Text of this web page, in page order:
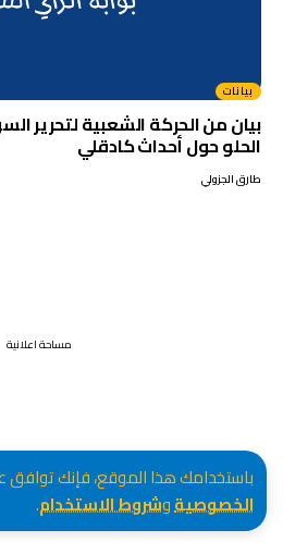
باستخدامك هذا الموقع، فإنك توافق
الخصوصيةوشروط الاستخدام.
بيانات
بيان من الحركة الشعبية لتحرير
الحلو حول أحداث كادقلي
طارق الجزولي
مساحة اعلانية